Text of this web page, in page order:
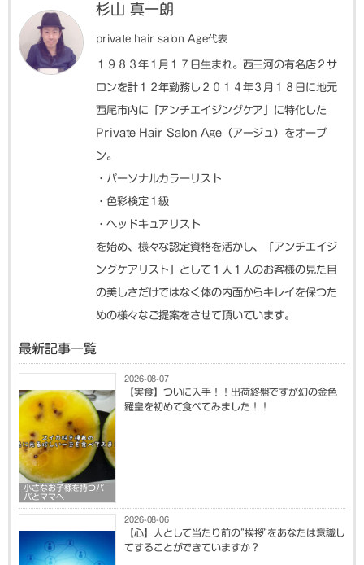
杉山 真一朗
private hair salon Age代表
１９８３年１月１７日生まれ。西三河の有名店２サ
ロンを計１２年勤務し２０１４年３月１８日に地元
西尾市内に「アンチエイジングケア」に特化した
Private Hair Salon Age（アージュ）をオープ
ン。
・パーソナルカラーリスト
・色彩検定１級
・ヘッドキュアリスト
を始め、様々な認定資格を活かし、「アンチエイジ
ングケアリスト」として１人１人のお客様の見た目
の美しさだけではなく体の内面からキレイを保つた
めの様々なご提案をさせて頂いています。
最新記事一覧
小さなお子様を持つパ
パとママへ
2026-08-07
【実食】ついに入手！！出荷終盤ですが幻の金色
羅皇を初めて食べてみました！！
2026-08-06
【心】人として当たり前の”挨拶”をあなたは意識し
てすることができていますか？